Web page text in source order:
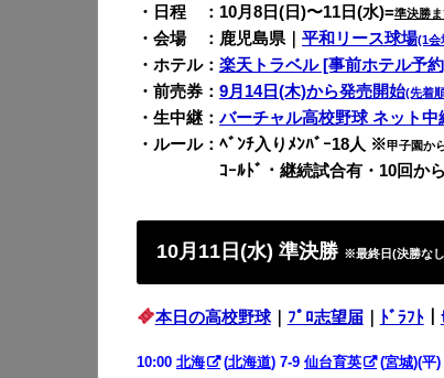
・日程 ：10月8日(日)〜11日(水)=準決勝
・会場 ：鹿児島県｜ 平和リース球場(1会
・ホテル： 楽天トラベル [事前ホテル予
・前売券： 9月14日(木)から発売開始(先着
・生中継： バーチャル高校野球 ネット中
・ルール：ﾍﾞﾝﾁ入りﾒﾝﾊﾞｰ18人 ※甲子園か
ｺｰﾙﾄﾞ・継続試合有・10回か
10月11日(水) 準決勝 ※最終日(決勝な
本日の高校野球｜ ﾌﾟﾛ志望届｜ ﾄﾞﾗﾌﾄ｜
10:00 北海 (北海道) 7-9 仙台育英 (宮城)(平)